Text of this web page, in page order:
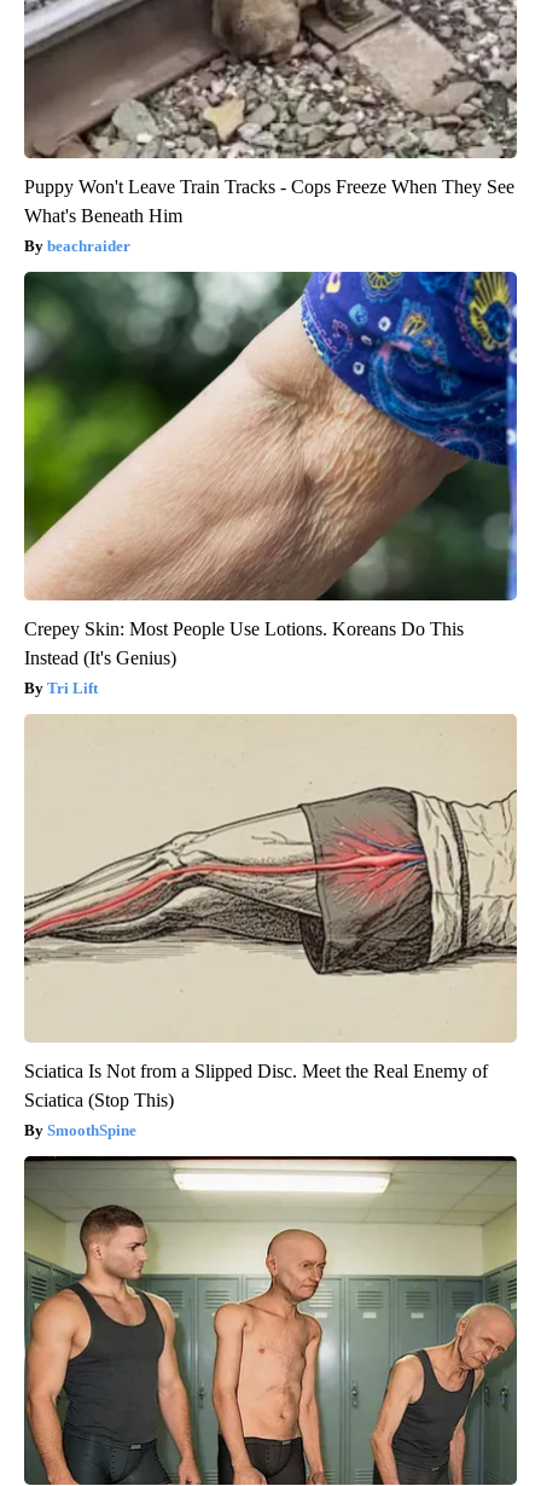
Puppy Won't Leave Train Tracks - Cops Freeze When They See
What's Beneath Him
beachraider
Crepey Skin: Most People Use Lotions. Koreans Do This
Instead (It's Genius)
Tri Lift
Sciatica Is Not from a Slipped Disc. Meet the Real Enemy of
Sciatica (Stop This)
SmoothSpine